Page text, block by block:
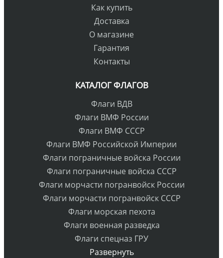
Как купить
Доставка
О магазине
Гарантия
Контакты
КАТАЛОГ ФЛАГОВ
Флаги ВДВ
Флаги ВМФ России
Флаги ВМФ СССР
Флаги ВМФ Российской Империи
Флаги пограничные войска России
Флаги пограничные войска СССР
Флаги морчасти погранвойск России
Флаги морчасти погранвойск СССР
Флаги морская пехота
Флаги военная разведка
Флаги спецназ ГРУ
Развернуть